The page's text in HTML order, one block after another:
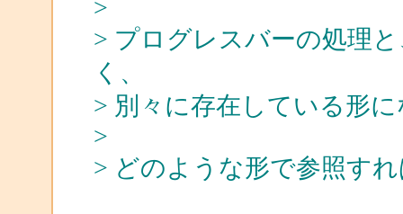
>
> プログレスバーの処理
く、
> 別々に存在している形
>
> どのような形で参照す